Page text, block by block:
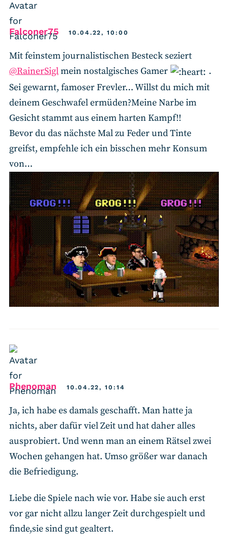
Falconer75says:10.04.22, 10:00
Mit feinstem journalistischen Besteck seziert
@RainerSiglmein nostalgisches Gamer
.
Sei gewarnt, famoser Frevler… Willst du mich mit
deinem Geschwafel ermüden?Meine Narbe im
Gesicht stammt aus einem harten Kampf!!
Bevor du das nächste Mal zu Feder und Tinte
greifst, empfehle ich ein bisschen mehr Konsum
von…
Phenoman says:10.04.22, 10:14
Ja, ich habe es damals geschafft. Man hatte ja
nichts, aber dafür viel Zeit und hat daher alles
ausprobiert. Und wenn man an einem Rätsel zwei
Wochen gehangen hat. Umso größer war danach
die Befriedigung.
Liebe die Spiele nach wie vor. Habe sie auch erst
vor gar nicht allzu langer Zeit durchgespielt und
finde,sie sind gut gealtert.